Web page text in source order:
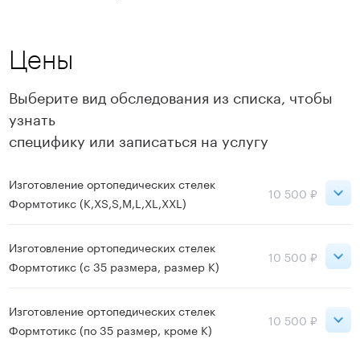
Цены
Выберите вид обследования из списка, чтобы
узнать
специфику или записаться на услугу
Изготовление ортопедических стелек
Формтотикс (K,XS,S,M,L,XL,XXL)
10 500 ₽
Сокольники
Записаться
Изготовление ортопедических стелек
Формтотикс (с 35 размера, размер К)
10 500 ₽
Сокольники
Изготовление ортопедических стелек
Формтотикс (по 35 размер, кроме К)
10 500 ₽